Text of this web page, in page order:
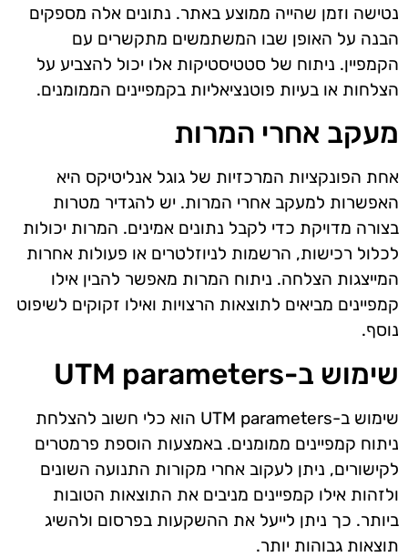
נטישה וזמן שהייה ממוצע באתר. נתונים אלה מספקים
הבנה על האופן שבו המשתמשים מתקשרים עם
הקמפיין. ניתוח של סטטיסטיקות אלו יכול להצביע על
הצלחות או בעיות פוטנציאליות בקמפיינים הממומנים.
מעקב אחרי המרות
אחת הפונקציות המרכזיות של גוגל אנליטיקס היא
האפשרות למעקב אחרי המרות. יש להגדיר מטרות
בצורה מדויקת כדי לקבל נתונים אמינים. המרות יכולות
לכלול רכישות, הרשמות לניוזלטרים או פעולות אחרות
המייצגות הצלחה. ניתוח המרות מאפשר להבין אילו
קמפיינים מביאים לתוצאות הרצויות ואילו זקוקים לשיפוט
נוסף.
שימוש ב-UTM parameters
שימוש ב-UTM parameters הוא כלי חשוב להצלחת
ניתוח קמפיינים ממומנים. באמצעות הוספת פרמטרים
לקישורים, ניתן לעקוב אחרי מקורות התנועה השונים
ולזהות אילו קמפיינים מניבים את התוצאות הטובות
ביותר. כך ניתן לייעל את ההשקעות בפרסום ולהשיג
תוצאות גבוהות יותר.